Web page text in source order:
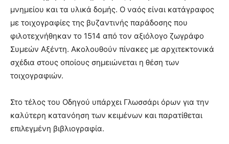
μνημείου και τα υλικά δομής. Ο ναός είναι κατάγραφος
με τοιχογραφίες της βυζαντινής παράδοσης που
φιλοτεχνήθηκαν το 1514 από τον αξιόλογο ζωγράφο
Συμεών Aξέντη. Ακολουθούν πίνακες με αρχιτεκτονικά
σχέδια στους οποίους σημειώνεται η θέση των
τοιχογραφιών.
Στο τέλος του Οδηγού υπάρχει Γλωσσάρι όρων για την
καλύτερη κατανόηση των κειμένων και παρατίθεται
επιλεγμένη βιβλιογραφία.